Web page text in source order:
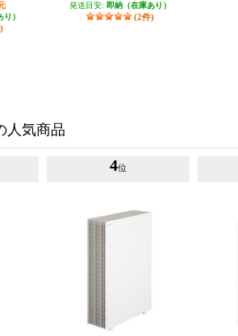
）
単/ホワイト】 HP10WW
発送目安: 即納（在庫あり）
(2件)
人気商品
4位